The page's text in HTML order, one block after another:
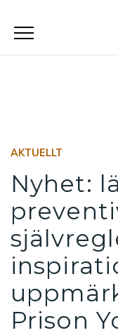
Meny
AKTUELLT
Nyhet:
Prison